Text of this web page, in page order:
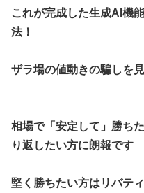
これが完成した生成AI機
法！
ザラ場の値動きの騙しを見
相場で「安定して」勝ち
り返したい方に朗報です
堅く勝ちたい方はリバテ